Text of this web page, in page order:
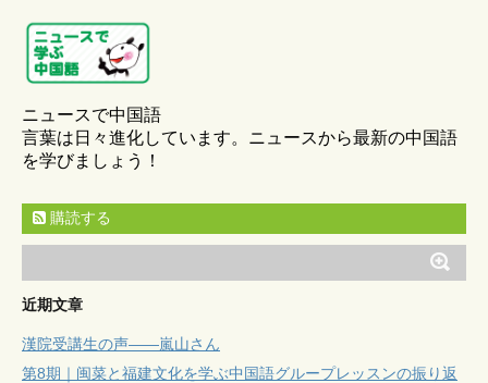
ニュースで中国語
言葉は日々進化しています。ニュースから最新の中国語
を学びましょう！
購読する
近期文章
漢院受講生の声——嵐山さん
第8期｜闽菜と福建文化を学ぶ中国語グループレッスンの振り返